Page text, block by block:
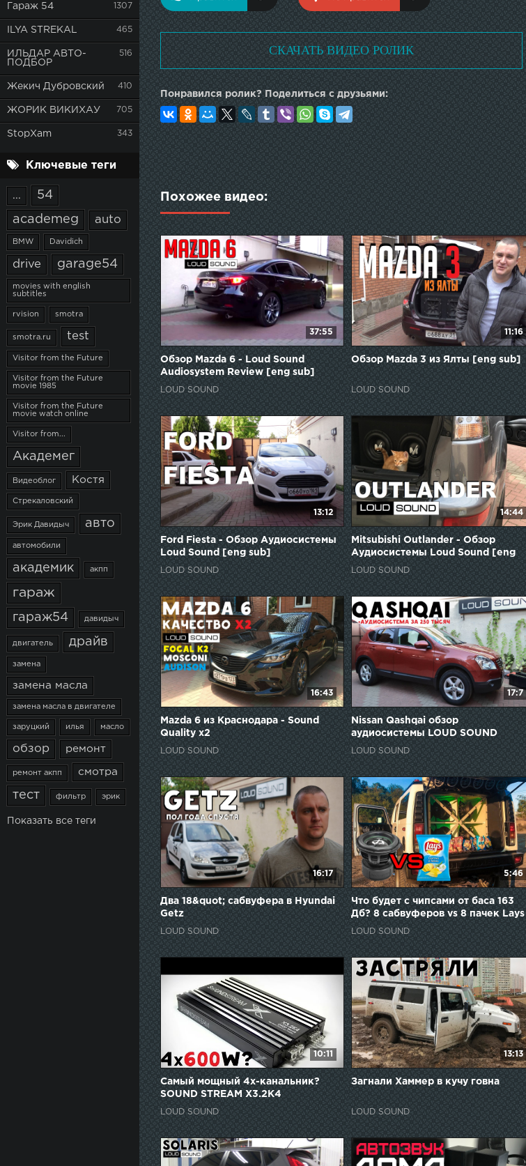
Гараж 54 1307
ILYA STREKAL 465
ИЛЬДАР АВТО-
ПОДБОР
516
Жекич Дубровский 410
ЖОРИК ВИКИХАУ 705
StopXam 343
Ключевые теги
... 54
academeg auto
BMW Davidich
drive garage54
movies with english
subtitles
rvision smotra
smotra.ru test
Visitor from the Future
Visitor from the Future
movie 1985
Visitor from the Future
movie watch online
Visitor from...
Академег
Видеоблог Костя
Стрекаловский
Эрик Давидыч авто
автомобили
академик акпп
гараж
гараж54 давидыч
двигатель драйв
замена
замена масла
замена масла в двигателе
заруцкий илья масло
обзор ремонт
ремонт акпп смотра
тест фильтр эрик
Показать все теги
СКАЧАТЬ ВИДЕО РОЛИК
Понравился ролик? Поделиться с друзьями:
Похожее видео:
37:55
Обзор Mazda 6 - Loud Sound
Audiosystem Review [eng sub]
LOUD SOUND
11:16
Обзор Mazda 3 из Ялты [eng sub]
LOUD SOUND
13:12
Ford Fiesta - Обзор Аудиосистемы
Loud Sound [eng sub]
LOUD SOUND
14:44
Mitsubishi Outlander - Обзор
Аудиосистемы Loud Sound [eng
sub]
LOUD SOUND
16:43
Mazda 6 из Краснодара - Sound
Quality x2
LOUD SOUND
17:7
Nissan Qashqai обзор
аудиосистемы LOUD SOUND
LOUD SOUND
16:17
Два 18&quot; сабвуфера в Hyundai
Getz
LOUD SOUND
5:46
Что будет с чипсами от баса 163
Дб? 8 сабвуферов vs 8 пачек Lays
LOUD SOUND
10:11
Самый мощный 4х-канальник?
SOUND STREAM X3.2K4
LOUD SOUND
13:13
Загнали Хаммер в кучу говна
LOUD SOUND